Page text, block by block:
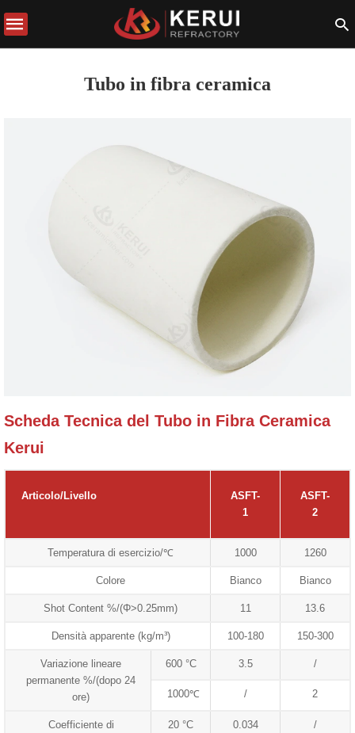
Tubo in fibra ceramica
Scheda Tecnica del Tubo in Fibra Ceramica
Kerui
Articolo/Livello
ASFT-
1
ASFT-
2
Temperatura di esercizio/℃ 1000 1260
Colore Bianco Bianco
Shot Content %/(Φ>0.25mm) 11 13.6
Densità apparente (kg/m³) 100-180 150-300
Variazione lineare
permanente %/(dopo 24
ore)
600 °C 3.5 /
1000℃ / 2
Coefficiente di
20 °C 0.034 /